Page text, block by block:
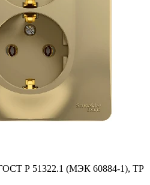
Р 51322.1 (МЭК 60884-1), TP